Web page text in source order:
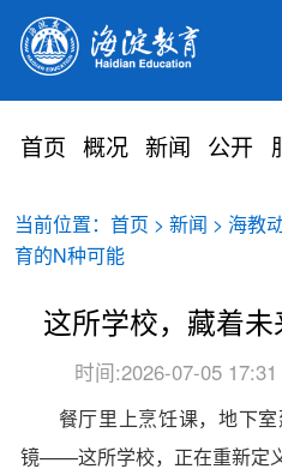
首页 概况 新闻 公开
当前位置： 首页 > 新闻 > 海教
育的N种可能
这所学校，藏着
时间:2026-07-05 17:31
餐厅里上烹饪课，地下
镜——这所学校，正在重新定